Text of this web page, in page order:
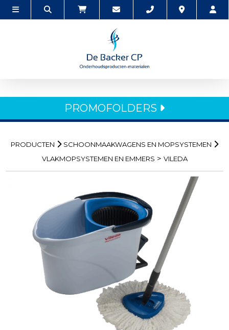
PROMOFOLDERS
PRODUCTEN
SCHOONMAAKWAGENS EN MOPSYSTEMEN
VLAKMOPSYSTEMEN EN EMMERS > VILEDA